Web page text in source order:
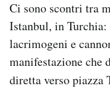
AREA PERSONALE
Ci sono scontri tra
Istanbul, in Turchia:
lacrimogeni e
manifestazione che
diretta verso